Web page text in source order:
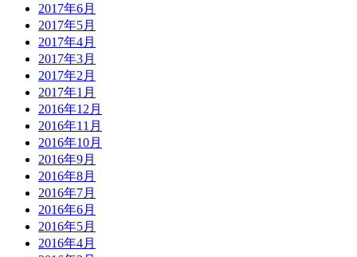
2017年6月
2017年5月
2017年4月
2017年3月
2017年2月
2017年1月
2016年12月
2016年11月
2016年10月
2016年9月
2016年8月
2016年7月
2016年6月
2016年5月
2016年4月